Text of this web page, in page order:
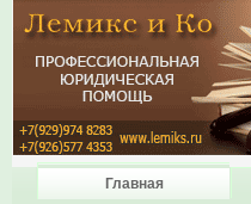
Главная